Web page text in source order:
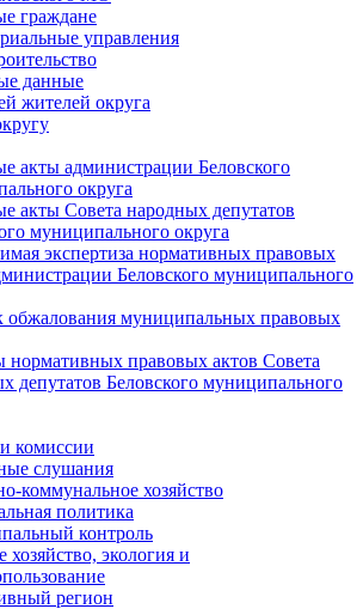
граждане
управления
данные
жителей округа
акты администрации Беловского
округа
акты Совета народных депутатов
муниципального округа
экспертиза нормативных правовых
Беловского муниципального
обжалования муниципальных правовых
нормативных правовых актов Совета
депутатов Беловского муниципального
комиссии
слушания
коммунальное хозяйство
политика
контроль
хозяйство, экология и
регион